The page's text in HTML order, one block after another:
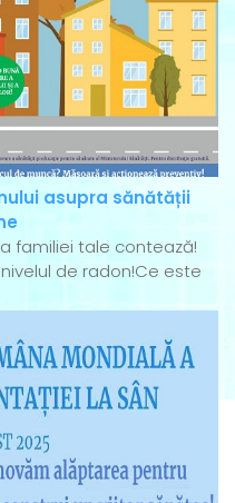
asupra sănătății
familiei tale contează!
de radon!Ce este